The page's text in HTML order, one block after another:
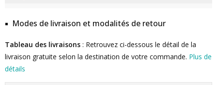
Modes de livraison et modalités de retour
Tableau des livraisons : Retrouvez ci-dessous le détail de la
livraison gratuite selon la destination de votre commande. Plus de
détails